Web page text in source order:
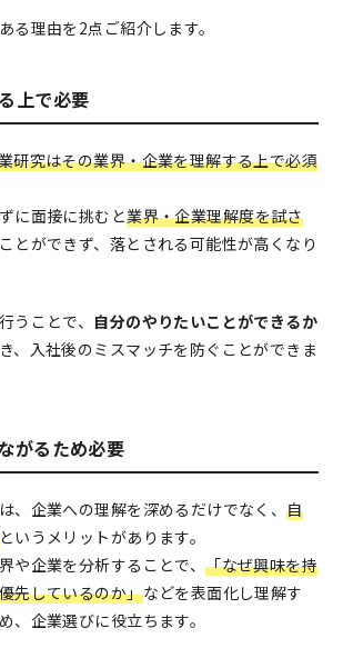
る理由を2点ご紹介します。
上で必要
研究はその業界・企業を理解する上で必須
に面接に挑むと業界・企業理解度を試さ
とができず、落とされる可能性が高くなり
うことで、 自分のやりたいことができるか
、入社後のミスマッチを防ぐことができま
がるため必要
、企業への理解を深めるだけでなく、自
いうメリットがあります。
や企業を分析することで、「なぜ興味を持
先しているのか」などを表面化し理解す
、企業選びに役立ちます。